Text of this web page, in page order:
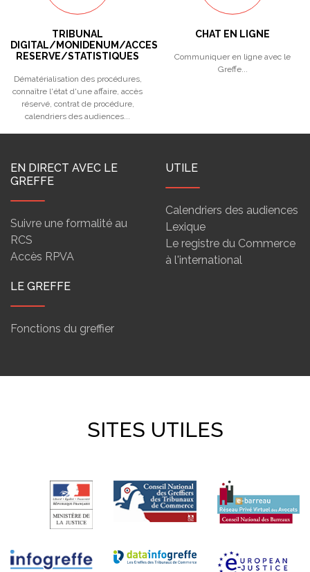
TRIBUNAL
DIGITAL/MONIDENUM/ACCES
RESERVE/STATISTIQUES
Dématérialisation des procédures,
connaître l'état d'une affaire, accès
réservé, contrat de procédure,
calendriers des audiences...
CHAT EN LIGNE
Communiquer en ligne avec le
Greffe...
EN DIRECT AVEC LE
GREFFE
Suivre une formalité au
RCS
Accès RPVA
UTILE
Calendriers des audiences
Lexique
Le registre du Commerce
à l'international
LE GREFFE
Fonctions du greffier
SITES UTILES